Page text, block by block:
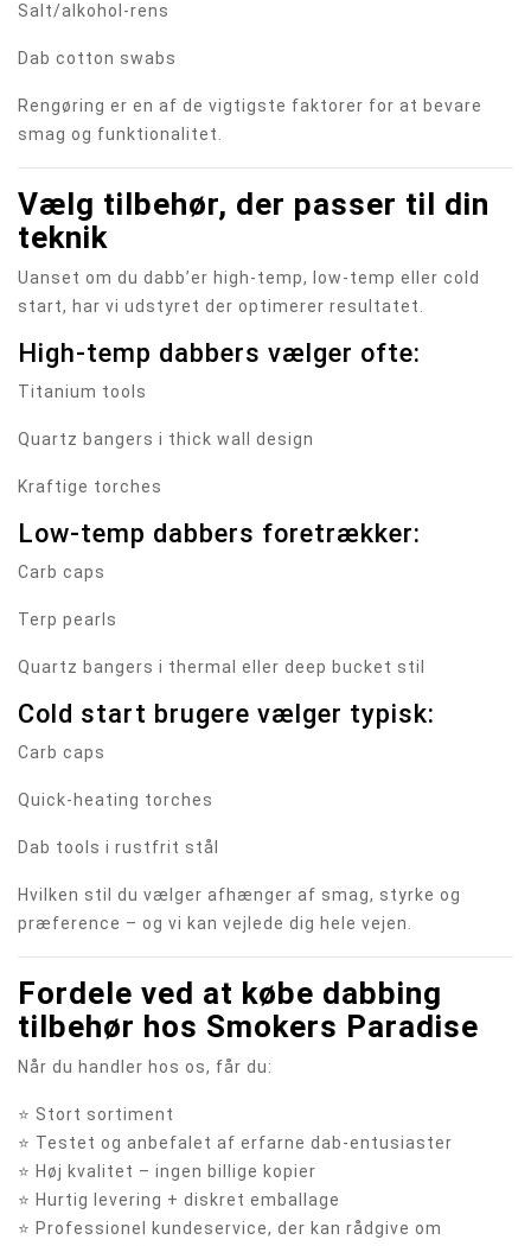
Salt/alkohol-rens
Dab cotton swabs
Rengøring er en af de vigtigste faktorer for at bevare
smag og funktionalitet.
Vælg tilbehør, der passer til din
teknik
Uanset om du dabb’er high-temp, low-temp eller cold
start, har vi udstyret der optimerer resultatet.
High-temp dabbers vælger ofte:
Titanium tools
Quartz bangers i thick wall design
Kraftige torches
Low-temp dabbers foretrækker:
Carb caps
Terp pearls
Quartz bangers i thermal eller deep bucket stil
Cold start brugere vælger typisk:
Carb caps
Quick-heating torches
Dab tools i rustfrit stål
Hvilken stil du vælger afhænger af smag, styrke og
præference – og vi kan vejlede dig hele vejen.
Fordele ved at købe dabbing
tilbehør hos Smokers Paradise
Når du handler hos os, får du:
⭐ Stort sortiment
⭐ Testet og anbefalet af erfarne dab-entusiaster
⭐ Høj kvalitet – ingen billige kopier
⭐ Hurtig levering + diskret emballage
⭐ Professionel kundeservice, der kan rådgive om